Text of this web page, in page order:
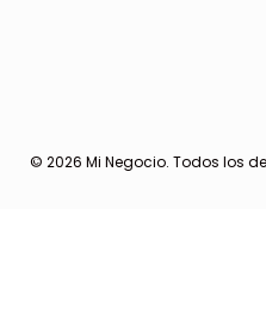
© 2026 Mi Negocio. Todos los